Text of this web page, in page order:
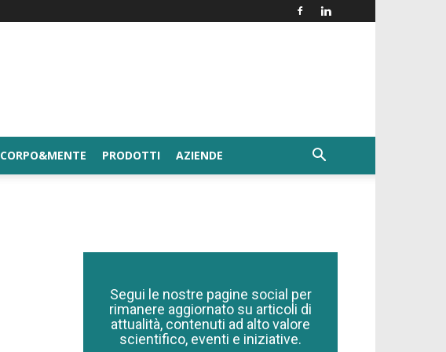
CORPO&MENTE PRODOTTI AZIENDE
Segui le nostre pagine social per
rimanere aggiornato su articoli di
attualità, contenuti ad alto valore
scientifico, eventi e iniziative.